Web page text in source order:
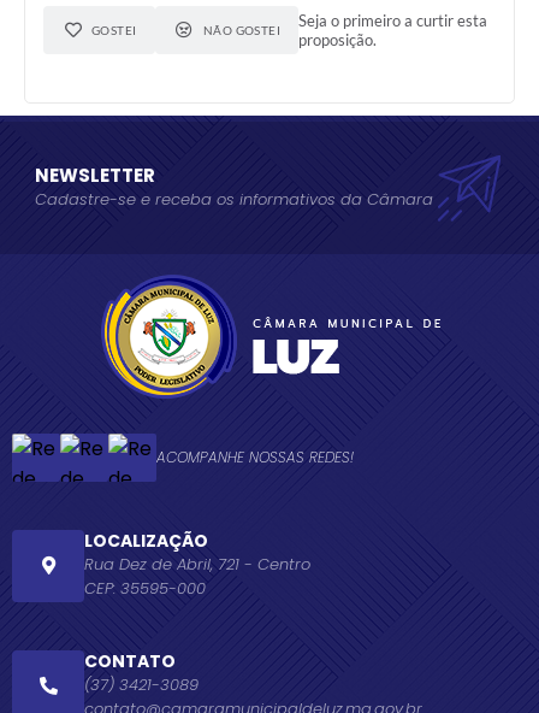
GOSTEI NÃO GOSTEI
Seja o primeiro a curtir esta
proposição.
ACOMPANHE NOSSAS REDES!
LOCALIZAÇÃO
Rua Dez de Abril, 721 - Centro
CEP: 35595-000
CONTATO
(37) 3421-3089
NEWSLETTER
Cadastre-se e receba os informativos da Câmara